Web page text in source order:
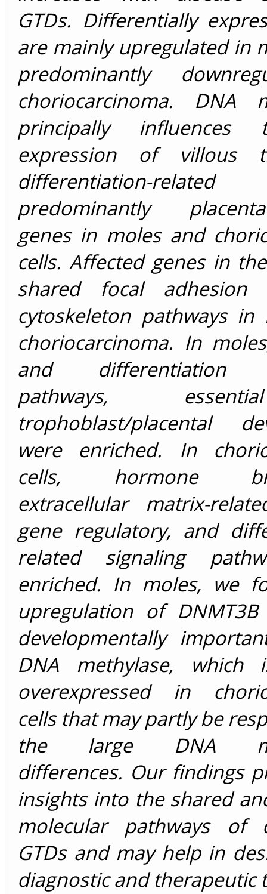
GTDs. Differentially
are mainly upregulated in
predominantly
choriocarcinoma. DNA
principally influences
expression of villous
differentiation-
predominantly
genes in moles and
cells. Affected genes in
shared focal adhesion
cytoskeleton pathways in
choriocarcinoma. In
and differentiation
pathways,
trophoblast/placental
were enriched. In
cells, hormone
extracellular matrix-
gene regulatory, and
related signaling
enriched. In moles, we
upregulation of
developmentally
DNA methylase, which
overexpressed in
cells that may partly be
the large DNA
differences. Our findings
insights into the shared
molecular pathways of
GTDs and may help in
diagnostic and therapeutic